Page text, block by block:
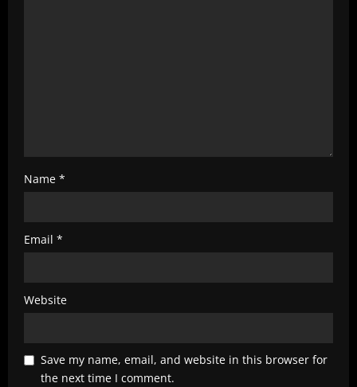
Name *
Email *
Website
Save my name, email, and website in this browser for
the next time I comment.